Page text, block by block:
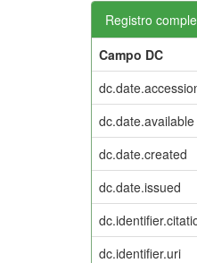
Registro
Campo DC
dc.date.available
dc.date.created
dc.date.issued
dc.identifier.uri